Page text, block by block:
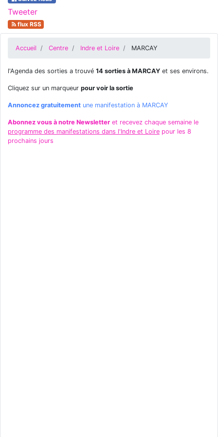
Tweeter
flux RSS
Accueil Centre Indre et Loire MARCAY
l'Agenda des sorties a trouvé 14 sorties à MARCAY et ses environs.
Cliquez sur un marqueur pour voir la sortie
Annoncez gratuitement une manifestation à MARCAY
Abonnez vous à notre Newsletter et recevez chaque semaine le
programme des manifestations dans l'Indre et Loire pour les 8
prochains jours